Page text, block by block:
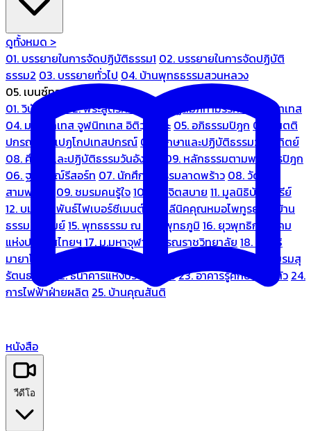
ดูทั้งหมด >
01. บรรยายในการจัดปฏิบัติธรรม1 02. บรรยายในการจัดปฏิบัติ
ธรรม2 03. บรรยายทั่วไป 04. บ้านพุทธธรรมสวนหลวง
05. เบนซ์ทองหล่อ
01. วินัยปิฎก
02. พระสูตรศึกษา
03. ปฏิสัมภิทามรรคและจูฬนิทเทส
04. มหานิทเทส จูฬนิทเทส อิติวุตตกะ 05. อภิธรรมปิฎก 06. เนตติ
ปกรณ์ และเปฏโกปเทสปกรณ์ 07. ศึกษาและปฏิบัติธรรมวันอาทิตย์
08. ศึกษาและปฏิบัติธรรมวันอังคาร
09. หลักธรรมตามพระไตรปิฎก
06. ฐณิชาฌ์รีสอร์ท 07. นักศึกษาธรรมลาดพร้าว 08. วัด
สามพระยา
09. ชมรมคนรู้ใจ10. บ้านจิตสบาย 11. มูลนิธิบ้านอารีย์
12. บมจ.มหพันธ์ไฟเบอร์ซีเมนต์
13. คลีนิคคุณหมอไพทูรย์
14. บ้าน
ธรรมะรื่นรมย์15. พุทธธรรม ณ แดนพุทธภูมิ 16. ยุวพุทธิกสมาคม
แห่งประเทศไทยฯ 17. ม.มหาจุฬาลงกรณราชวิทยาลัย 18. มูลนิธิ
มายาโคตมี
19. ariya wellness center
21. ชมรมสุ
รัตนธรรม
22. ธนาคารแห่งประเทศไทย23. อาคารรู้ศึกษารู้สึกตัว 24.
การไฟฟ้าฝ่ายผลิต 25. บ้านคุณสันติ
หนังสือ
วีดีโอ